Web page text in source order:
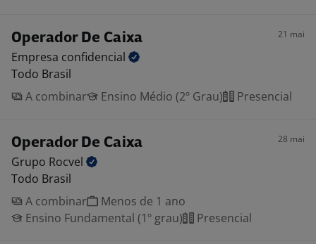
Operador De Caixa 21 mai
Empresa confidencial
Todo Brasil
A combinar
Ensino Médio (2º Grau) Presencial
Operador De Caixa 28 mai
Grupo Rocvel
Todo Brasil
A combinar
Menos de 1 ano
Ensino Fundamental (1º grau)
Presencial